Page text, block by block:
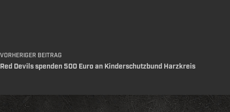
VORHERIGER BEITRAG
Red Devils spenden 500 Euro an Kinderschutzbund Harzkreis